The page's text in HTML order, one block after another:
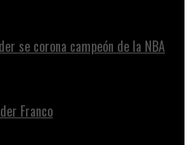
se corona campeón de la NBA
Franco